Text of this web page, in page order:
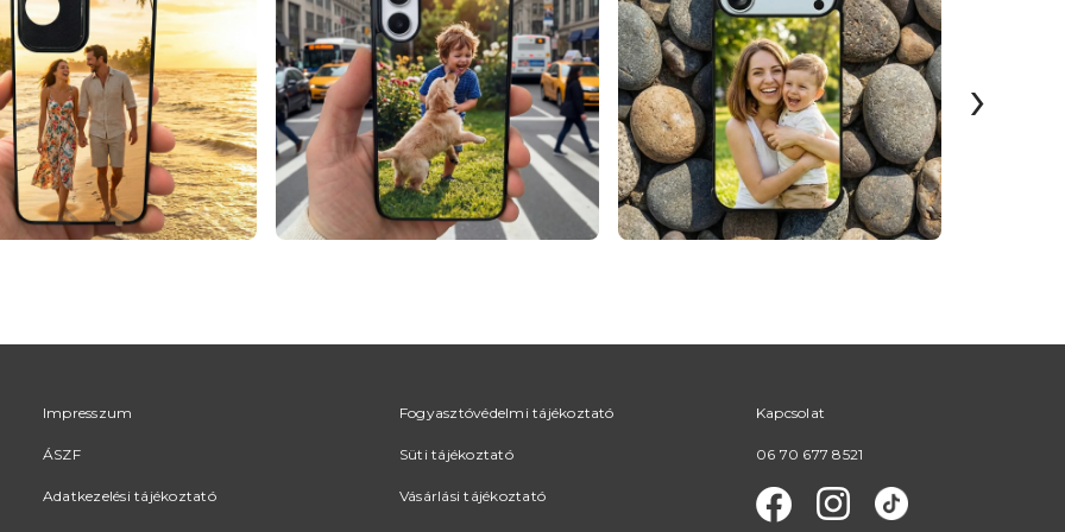
›
Impresszum
ÁSZF
Adatkezelési tájékoztató
Fogyasztóvédelmi tájékoztató
Süti tájékoztató
Vásárlási tájékoztató
Kapcsolat
06 70 677 8521